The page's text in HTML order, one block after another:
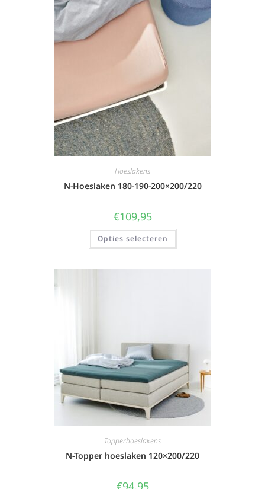
Hoeslakens
N-Hoeslaken 180-190-200×200/220
€109,95
Opties selecteren
Topperhoeslakens
N-Topper hoeslaken 120×200/220
€94,95